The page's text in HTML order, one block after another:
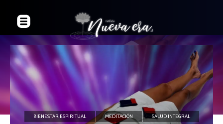
BIENESTAR ESPIRITUAL MEDITACIÓN SALUD INTEGRAL